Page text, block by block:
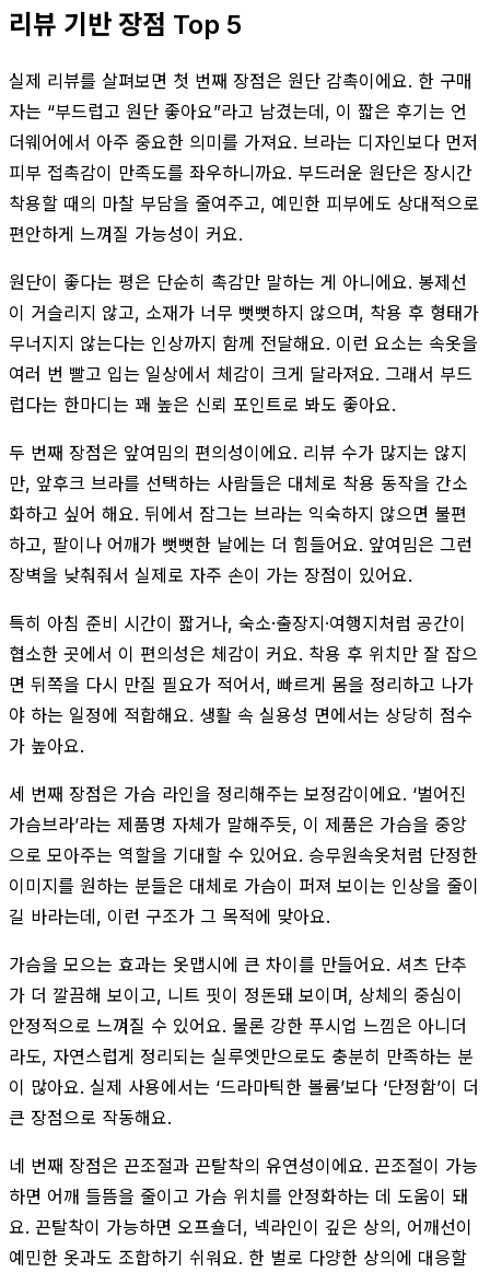
리뷰 기반 장점 Top 5
실제 리뷰를 살펴보면 첫 번째 장점은 원단 감촉이에요. 한 구매
자는 “부드럽고 원단 좋아요”라고 남겼는데, 이 짧은 후기는 언
더웨어에서 아주 중요한 의미를 가져요. 브라는 디자인보다 먼저
피부 접촉감이 만족도를 좌우하니까요. 부드러운 원단은 장시간
착용할 때의 마찰 부담을 줄여주고, 예민한 피부에도 상대적으로
편안하게 느껴질 가능성이 커요.
원단이 좋다는 평은 단순히 촉감만 말하는 게 아니에요. 봉제선
이 거슬리지 않고, 소재가 너무 뻣뻣하지 않으며, 착용 후 형태가
무너지지 않는다는 인상까지 함께 전달해요. 이런 요소는 속옷을
여러 번 빨고 입는 일상에서 체감이 크게 달라져요. 그래서 부드
럽다는 한마디는 꽤 높은 신뢰 포인트로 봐도 좋아요.
두 번째 장점은 앞여밈의 편의성이에요. 리뷰 수가 많지는 않지
만, 앞후크 브라를 선택하는 사람들은 대체로 착용 동작을 간소
화하고 싶어 해요. 뒤에서 잠그는 브라는 익숙하지 않으면 불편
하고, 팔이나 어깨가 뻣뻣한 날에는 더 힘들어요. 앞여밈은 그런
장벽을 낮춰줘서 실제로 자주 손이 가는 장점이 있어요.
특히 아침 준비 시간이 짧거나, 숙소·출장지·여행지처럼 공간이
협소한 곳에서 이 편의성은 체감이 커요. 착용 후 위치만 잘 잡으
면 뒤쪽을 다시 만질 필요가 적어서, 빠르게 몸을 정리하고 나가
야 하는 일정에 적합해요. 생활 속 실용성 면에서는 상당히 점수
가 높아요.
세 번째 장점은 가슴 라인을 정리해주는 보정감이에요. ‘벌어진
가슴브라’라는 제품명 자체가 말해주듯, 이 제품은 가슴을 중앙
으로 모아주는 역할을 기대할 수 있어요. 승무원속옷처럼 단정한
이미지를 원하는 분들은 대체로 가슴이 퍼져 보이는 인상을 줄이
길 바라는데, 이런 구조가 그 목적에 맞아요.
가슴을 모으는 효과는 옷맵시에 큰 차이를 만들어요. 셔츠 단추
가 더 깔끔해 보이고, 니트 핏이 정돈돼 보이며, 상체의 중심이
안정적으로 느껴질 수 있어요. 물론 강한 푸시업 느낌은 아니더
라도, 자연스럽게 정리되는 실루엣만으로도 충분히 만족하는 분
이 많아요. 실제 사용에서는 ‘드라마틱한 볼륨’보다 ‘단정함’이 더
큰 장점으로 작동해요.
네 번째 장점은 끈조절과 끈탈착의 유연성이에요. 끈조절이 가능
하면 어깨 들뜸을 줄이고 가슴 위치를 안정화하는 데 도움이 돼
요. 끈탈착이 가능하면 오프숄더, 넥라인이 깊은 상의, 어깨선이
예민한 옷과도 조합하기 쉬워요. 한 벌로 다양한 상의에 대응할